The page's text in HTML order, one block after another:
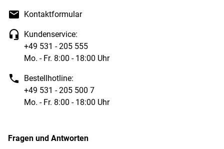
Kontaktformular
Kundenservice:
+49 531 - 205 555
Mo. - Fr. 8:00 - 18:00 Uhr
Bestellhotline:
+49 531 - 205 500 7
Mo. - Fr. 8:00 - 18:00 Uhr
Fragen und Antworten